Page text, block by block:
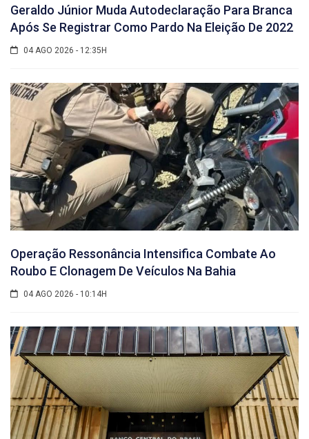
Geraldo Júnior Muda Autodeclaração Para Branca
Após Se Registrar Como Pardo Na Eleição De 2022
04 AGO 2026 - 12:35H
Operação Ressonância Intensifica Combate Ao
Roubo E Clonagem De Veículos Na Bahia
04 AGO 2026 - 10:14H